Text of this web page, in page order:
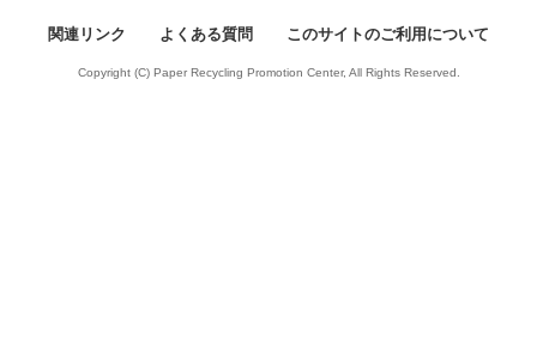
関連リンク よくある質問 このサイトのご利用について
Copyright (C) Paper Recycling Promotion Center, All Rights Reserved.